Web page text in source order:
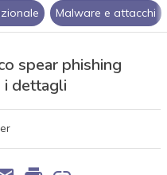
Malware e attacchi
spear phishing
i dettagli